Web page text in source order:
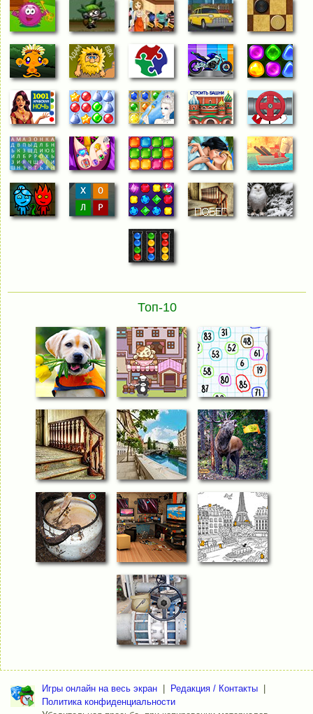
Топ-10
Игры онлайн на весь экран Редакция / Контакты
Политика конфиденциальности